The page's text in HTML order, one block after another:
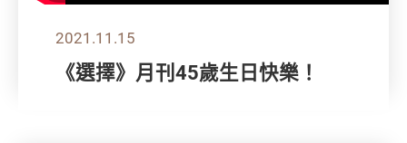
2021.11.15
《選擇》月刊45歲生日快樂！